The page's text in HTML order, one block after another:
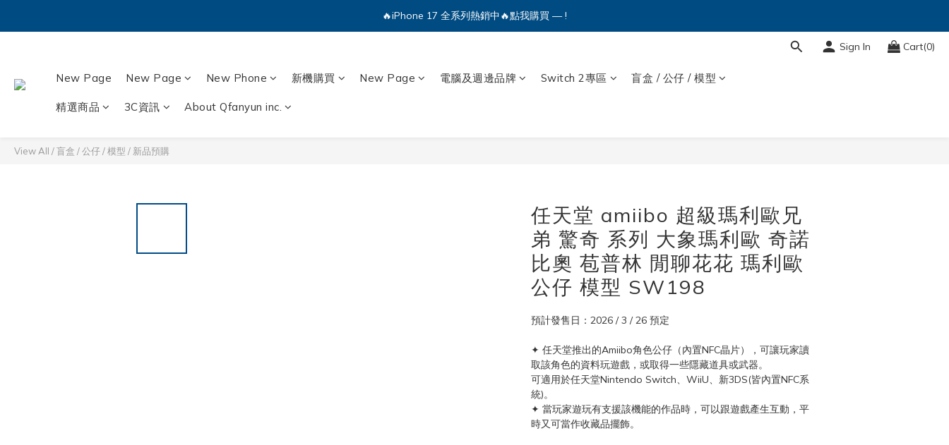
🔥iPhone 17 全系列熱銷中🔥點我購買 — !
🔥iPhone 17 全系列熱銷中🔥點我購買 — !
🔥iPhone 17 全系列熱銷中🔥點我購買 — !
Sign In Cart(0)
New Page New Page New Phone 新機購買 New Page 電腦及週邊品牌 Switch 2專區 盲盒 / 公仔 / 模型
精選商品 3C資訊 About Qfanyun inc.
View All /盲盒 / 公仔 / 模型 / 新品預購
任天堂 amiibo 超級瑪利歐兄
弟 驚奇 系列 大象瑪利歐 奇諾
比奧 苞普林 閒聊花花 瑪利歐
公仔 模型 SW198
預計發售日：2026 / 3 / 26 預定
✦ 任天堂推出的Amiibo角色公仔（內置NFC晶片），可讓玩家讀
取該角色的資料玩遊戲，或取得一些隱藏道具或武器。
可適用於任天堂Nintendo Switch、WiiU、新3DS(皆內置NFC系
統)。
✦ 當玩家遊玩有支援該機能的作品時，可以跟遊戲產生互動，平
時又可當作收藏品擺飾。